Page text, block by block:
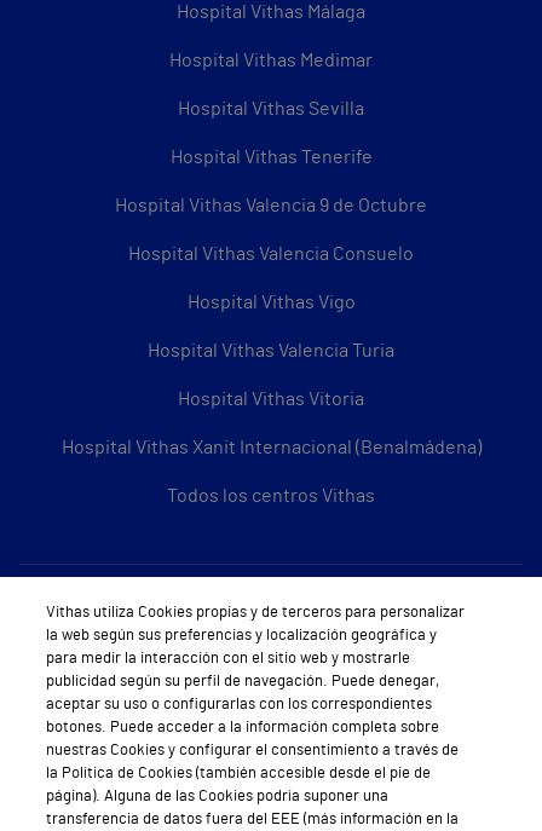
Hospital Vithas Málaga
Hospital Vithas Medimar
Hospital Vithas Sevilla
Hospital Vithas Tenerife
Hospital Vithas Valencia 9 de Octubre
Hospital Vithas Valencia Consuelo
Hospital Vithas Vigo
Hospital Vithas Valencia Turia
Hospital Vithas Vitoria
Hospital Vithas Xanit Internacional (Benalmádena)
Todos los centros Vithas
Sobre Vithas
Quiénes somos
Trabajar en Vithas
Teléfono Cita Médica
Teléfono Atención al Cliente
Vithas utiliza Cookies propias y de terceros para personalizar
la web según sus preferencias y localización geográfica y
para medir la interacción con el sitio web y mostrarle
publicidad según su perfil de navegación. Puede denegar,
aceptar su uso o configurarlas con los correspondientes
botones. Puede acceder a la información completa sobre
nuestras Cookies y configurar el consentimiento a través de
la Política de Cookies (también accesible desde el pie de
página). Alguna de las Cookies podría suponer una
transferencia de datos fuera del EEE (más información en la